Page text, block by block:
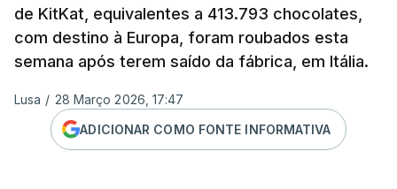
de KitKat, equivalentes a 413.793 chocolates,
com destino à Europa, foram roubados esta
semana após terem saído da fábrica, em Itália.
Lusa / 28 Março 2026, 17:47
ADICIONAR COMO FONTE INFORMATIVA